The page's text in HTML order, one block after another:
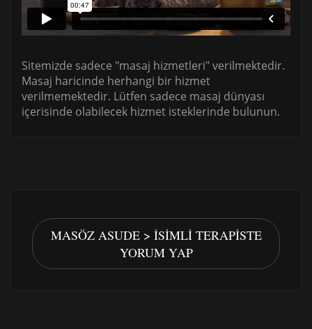
Sitemizde sadece "masaj hizmetleri" verilmektedir.
Masaj haricinde herhangi bir hizmet
verilmemektedir. Lütfen sadece masaj dünyası
içerisinde olabilecek hizmet isteklerinde bulunun.
MASÖZ ASUDE > İSIMLI TERAPISTE
YORUM YAP